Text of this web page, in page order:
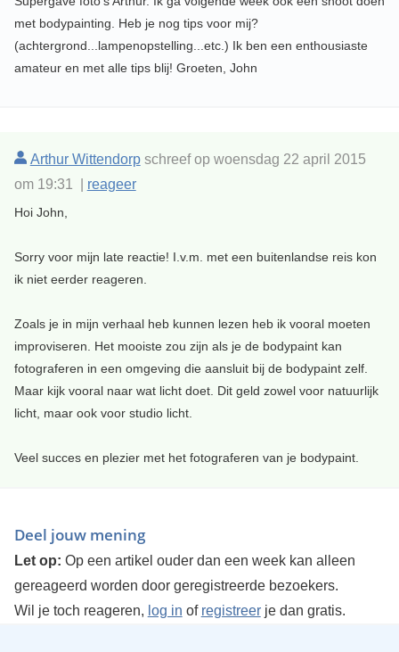
met bodypainting. Heb je nog tips voor mij?
(achtergrond...lampenopstelling...etc.) Ik ben een enthousiaste
amateur en met alle tips blij! Groeten, John
Arthur Wittendorpschreef op woensdag 22 april 2015
om 19:31 | reageer
Hoi John,
Sorry voor mijn late reactie! I.v.m. met een buitenlandse reis kon
ik niet eerder reageren.
Zoals je in mijn verhaal heb kunnen lezen heb ik vooral moeten
improviseren. Het mooiste zou zijn als je de bodypaint kan
fotograferen in een omgeving die aansluit bij de bodypaint zelf.
Maar kijk vooral naar wat licht doet. Dit geld zowel voor natuurlijk
licht, maar ook voor studio licht.
Veel succes en plezier met het fotograferen van je bodypaint.
Deel jouw mening
Let op: Op een artikel ouder dan een week kan alleen
gereageerd worden door geregistreerde bezoekers.
Wil je toch reageren, log in of registreerje dan gratis.